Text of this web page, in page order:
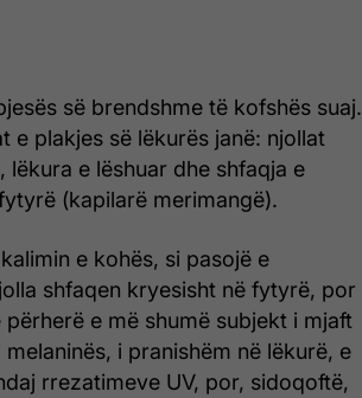
së brendshme të kofshës suaj.
e plakjes së lëkurës janë: njollat
e lëshuar dhe shfaqja e
(kapilarë merimangë).
e kohës, si pasojë e
shfaqen kryesisht në fytyrë, por
e më shumë subjekt i mjaft
i pranishëm në lëkurë, e
rrezatimeve UV, por, sidoqoftë,